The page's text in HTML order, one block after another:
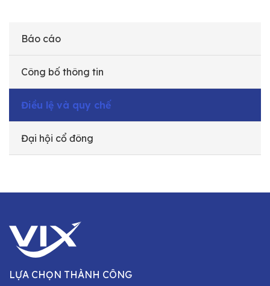
Báo cáo
Công bố thông tin
Điều lệ và quy chế
Đại hội cổ đông
LỰA CHỌN THÀNH CÔNG